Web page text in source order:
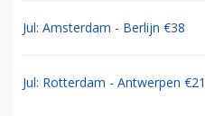
Jul: Amsterdam - Berlijn €38
Jul: Rotterdam - Antwerpen €21